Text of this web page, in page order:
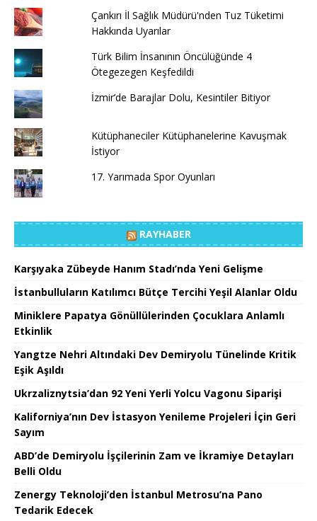
Çankırı İl Sağlık Müdürü'nden Tuz Tüketimi
Hakkında Uyarılar
Türk Bilim İnsanının Öncülüğünde 4
Ötegezegen Keşfedildi
İzmir’de Barajlar Dolu, Kesintiler Bitiyor
Kütüphaneciler Kütüphanelerine Kavuşmak
İstiyor
17. Yarımada Spor Oyunları
RAYHABER
Karşıyaka Zübeyde Hanım Stadı’nda Yeni Gelişme
İstanbulluların Katılımcı Bütçe Tercihi Yeşil Alanlar Oldu
Miniklere Papatya Gönüllülerinden Çocuklara Anlamlı
Etkinlik
Yangtze Nehri Altındaki Dev Demiryolu Tünelinde Kritik
Eşik Aşıldı
Ukrzaliznytsia’dan 92 Yeni Yerli Yolcu Vagonu Siparişi
Kaliforniya’nın Dev İstasyon Yenileme Projeleri İçin Geri
Sayım
ABD’de Demiryolu İşçilerinin Zam ve İkramiye Detayları
Belli Oldu
Zenergy Teknoloji’den İstanbul Metrosu’na Pano
Tedarik Edecek